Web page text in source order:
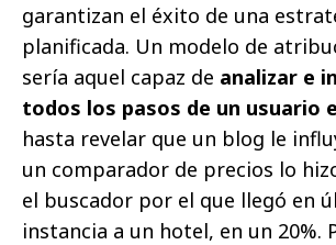
garantizan el éxito de una
planificada. Un modelo de
sería aquel capaz de analizar e
todos los pasos de un usuario
hasta revelar que un blog le
un comparador de precios lo
el buscador por el que llegó en
instancia a un hotel, en un 20%.